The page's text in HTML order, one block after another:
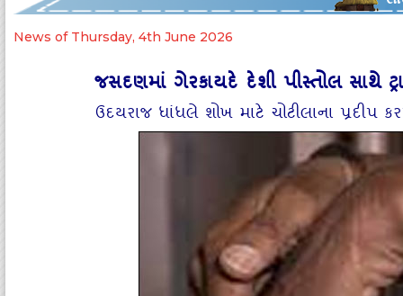
News of Thursday, 4th June 2026
જસદણમાં ગેરકાયદે દેશી પીસ્‍તોલ સાથે
ઉદયરાજ ધાંધલે શોખ માટે ચોટીલાના પ્રદીપ